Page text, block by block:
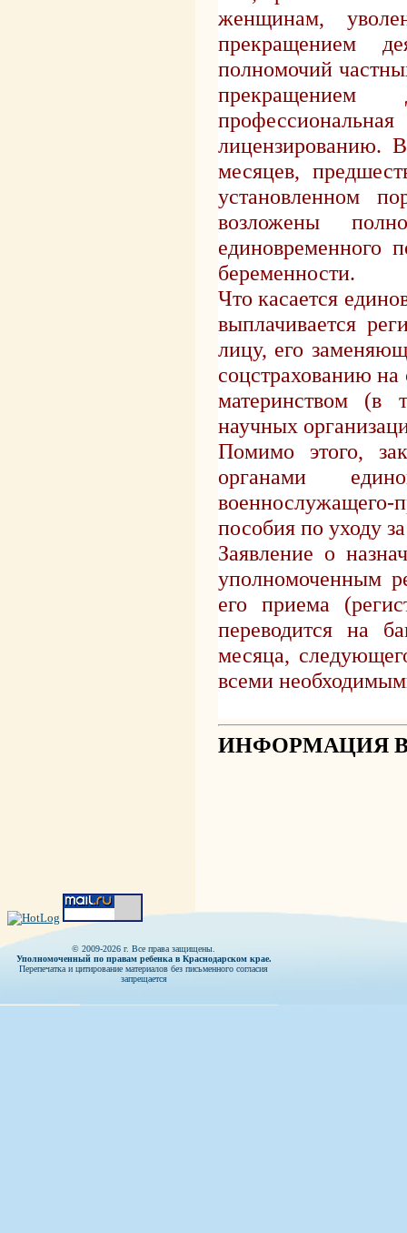
женщинам,
прекращением
полномочий
лицензированию.
месяцев,
установленном
возложены
единовременного
беременности.
Что касается
выплачивается
лицу, его
соцстрахованию на
материнством (в
научных
Помимо этого,
органами
пособия по уходу
Заявление о
уполномоченным
его приема
переводится на
месяца,
всеми
ИНФОРМАЦИЯ
© 2009-2026 г. Все права защищены.
Уполномоченный по правам ребенка в Краснодарском крае.
Перепечатка и цитирование материалов без письменного согласия
запрещается